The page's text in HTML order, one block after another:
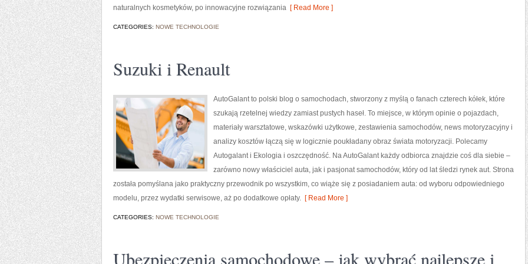
naturalnych kosmetyków, po innowacyjne rozwiązania [ Read More ]
CATEGORIES: NOWE TECHNOLOGIE
Suzuki i Renault
AutoGalant to polski blog o samochodach, stworzony z myślą o fanach czterech kółek, które
szukają rzetelnej wiedzy zamiast pustych haseł. To miejsce, w którym opinie o pojazdach,
materiały warsztatowe, wskazówki użytkowe, zestawienia samochodów, news motoryzacyjny i
analizy kosztów łączą się w logicznie poukładany obraz świata motoryzacji. Polecamy
Autogalant i Ekologia i oszczędność. Na AutoGalant każdy odbiorca znajdzie coś dla siebie –
zarówno nowy właściciel auta, jak i pasjonat samochodów, który od lat śledzi rynek aut. Strona
została pomyślana jako praktyczny przewodnik po wszystkim, co wiąże się z posiadaniem auta: od wyboru odpowiedniego
modelu, przez wydatki serwisowe, aż po dodatkowe opłaty. [ Read More ]
CATEGORIES: NOWE TECHNOLOGIE
Ubezpieczenia samochodowe – jak wybrać najlepsze i